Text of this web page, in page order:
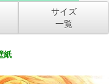
サイズ
一覧
紙